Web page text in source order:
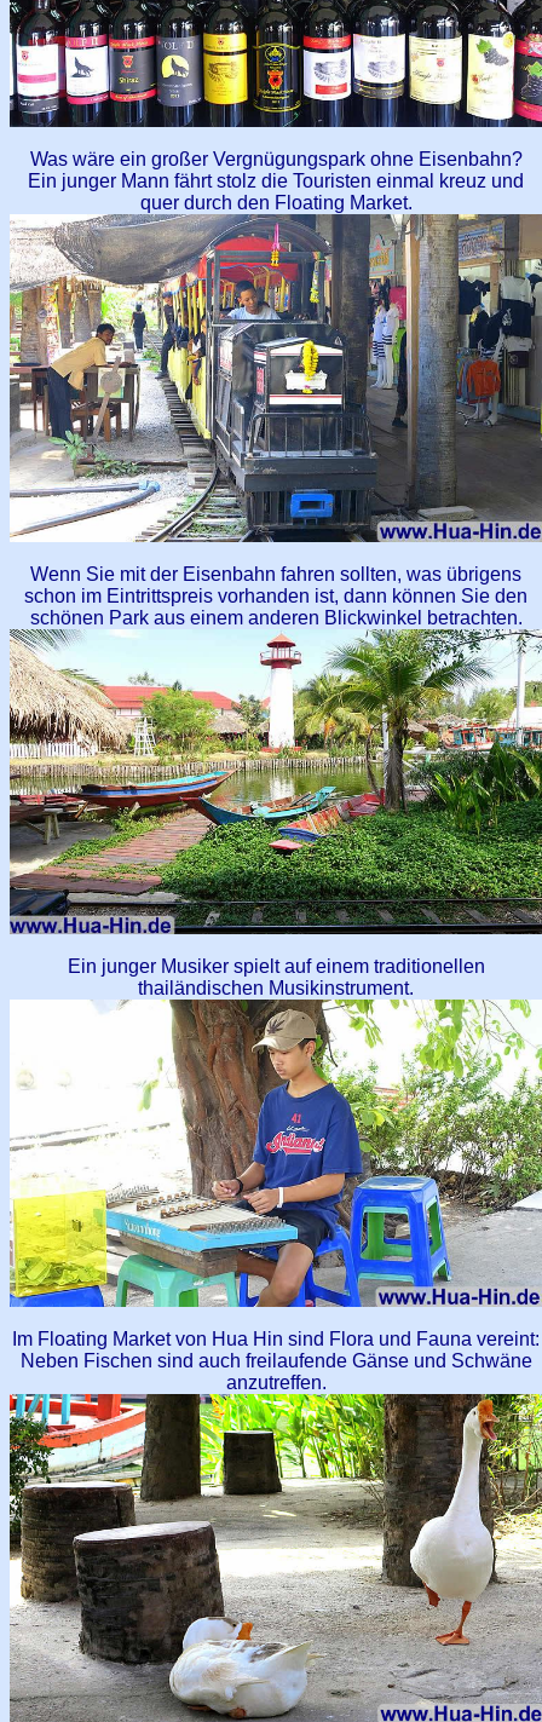
Was wäre ein großer Vergnügungspark ohne Eisenbahn?
Ein junger Mann fährt stolz die Touristen einmal kreuz und
quer durch den Floating Market.
Wenn Sie mit der Eisenbahn fahren sollten, was übrigens
schon im Eintrittspreis vorhanden ist, dann können Sie den
schönen Park aus einem anderen Blickwinkel betrachten.
Ein junger Musiker spielt auf einem traditionellen
thailändischen Musikinstrument.
Im Floating Market von Hua Hin sind Flora und Fauna vereint:
Neben Fischen sind auch freilaufende Gänse und Schwäne
anzutreffen.